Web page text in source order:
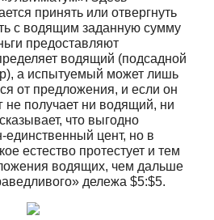
принять или отвергнуть
с водящим заданную сумму
предоставляют
водящий (подсадной
а испытуемый может лишь
от предложения, и если он
не получает ни водящий, ни
что выгодно
единственный цент, но в
естество протестует и тем
водящих, чем дальше
дележа $5:$5.